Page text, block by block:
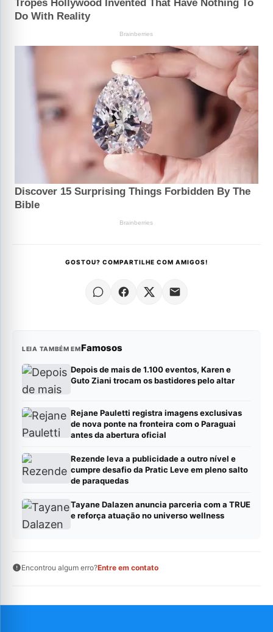
GOSTOU? COMPARTILHE COM AMIGOS!
LEIA TAMBÉM EMFamosos
Depois de mais de 1.100 eventos, Karen e
Guto Ziani trocam os bastidores pelo altar
Rejane Pauletti registra imagens exclusivas
de nova ponte na fronteira com o Paraguai
antes da abertura oficial
Rezende leva a publicidade a outro nível e
cumpre desafio da Pratic Leve em pleno salto
de paraquedas
Tayane Dalazen anuncia parceria com a TRUE
e reforça atuação no universo wellness
Encontrou algum erro?Entre em contato